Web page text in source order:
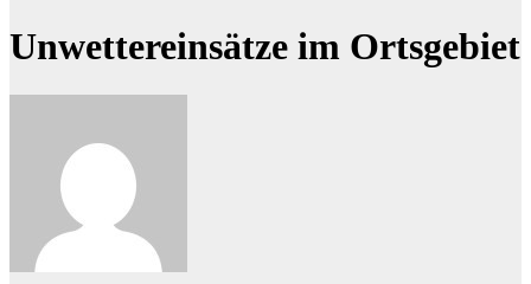
Unwettereinsätze im Ortsgebiet